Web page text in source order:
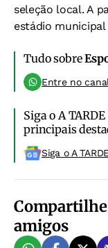
seleção local. A
estádio municipal
Tudo sobre
Entre no
Siga o A
principais
Siga o A
Compartilhe
amigos